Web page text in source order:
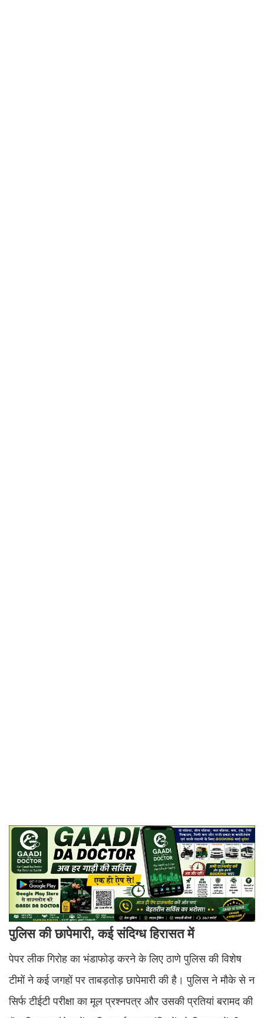
पुलिस की छापेमारी, कई संदिग्ध हिरासत में
पेपर लीक गिरोह का भंडाफोड़ करने के लिए ठाणे पुलिस की विशेष
टीमों ने कई जगहों पर ताबड़तोड़ छापेमारी की है। पुलिस ने मौके से न
सिर्फ टीईटी परीक्षा का मूल प्रश्नपत्र और उसकी प्रतियां बरामद की